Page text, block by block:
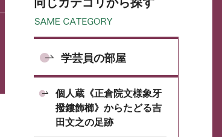
学芸員の部屋
個人蔵《正倉院文様象牙
撥鏤飾櫛》からたどる吉
田文之の足跡